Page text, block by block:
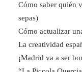
Cómo saber quién
sepas)
Cómo actualizar
La creatividad
¡Madrid va a ser